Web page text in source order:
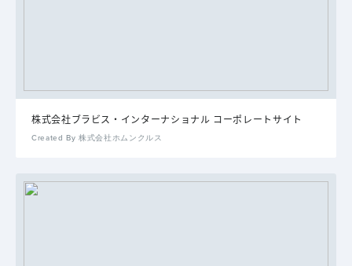
株式会社ブラビス・インターナショナル コーポレートサイト
Created By 株式会社ホムンクルス